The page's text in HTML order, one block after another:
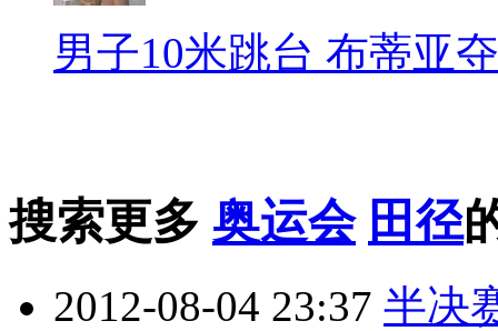
男子10米跳台 布蒂亚
搜索更多 奥运会 田径
2012-08-04 23:37 半决